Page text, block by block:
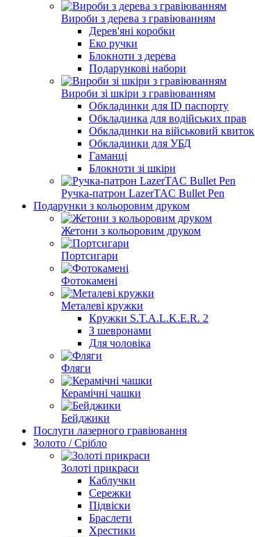
Вироби з дерева з гравіюванням
Дерев'яні коробки
Еко ручки
Блокноти з дерева
Подарункові набори
Вироби зі шкіри з гравіюванням
Обкладинки для ID паспорту
Обкладинка для водійських прав
Обкладинки на військовий квиток
Обкладинки для УБД
Гаманці
Блокноти зі шкіри
Ручка-патрон LazerTAC Bullet Pen
Подарунки з кольоровим друком
Жетони з кольоровим друком
Портсигари
Фотокамені
Металеві кружки
Кружки S.T.A.L.K.E.R. 2
З шевронами
Для чоловіка
Фляги
Керамічні чашки
Бейджики
Послуги лазерного гравіювання
Золото / Срібло
Золоті прикраси
Каблучки
Сережки
Підвіски
Браслети
Хрестики